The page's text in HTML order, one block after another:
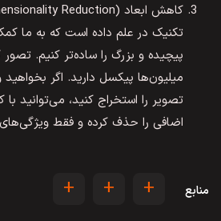
تکنیک در علم داده است که به ما
پیچیده و بزرگ را ساده‌تر کنیم.
میلیون‌ها پیکسل دارید. اگر
تصویر را استخراج کنید، می‌توانید
اضافی را حذف کرده و فقط ویژگی‌های
منابع +
+
+